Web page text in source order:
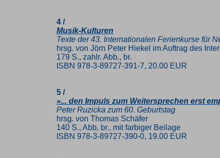
4 /
Musik-Kulturen
Texte der 43. Internationalen Ferienkurse für
hrsg. von Jörn Peter Hiekel im Auftrag des
179 S., zahlr. Abb., br.
ISBN 978-3-89727-391-7, 20.00 EUR
5 /
»... den Impuls zum Weitersprechen erst
Peter Ruzicka zum 60. Geburtstag
hrsg. von Thomas Schäfer
140 S., Abb, br., mit farbiger Beilage
ISBN 978-3-89727-390-0, 19.00 EUR